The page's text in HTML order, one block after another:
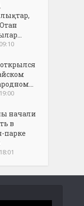
начали
в
парке